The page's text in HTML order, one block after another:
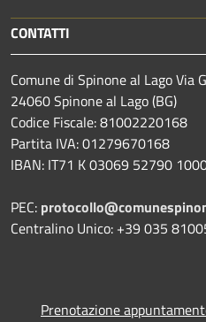
CONTATTI
Comune di Spinone al Lago Via
24060 Spinone al Lago (BG)
Codice Fiscale: 81002220168
Partita IVA: 01279670168
IBAN: IT71 K 03069 52790
PEC:
Centralino Unico: +39 035
Prenotazione